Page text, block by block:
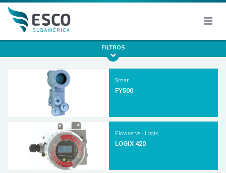
FILTROS
Smar
FY500
Flowserve - Logix
LOGIX 420